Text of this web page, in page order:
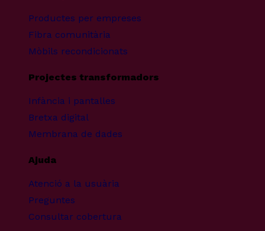
Productes per empreses
Fibra comunitària
Mòbils recondicionats
Projectes transformadors
Infància i pantalles
Bretxa digital
Membrana de dades
Ajuda
Atenció a la usuària
Preguntes
Consultar cobertura